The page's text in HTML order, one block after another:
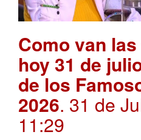
Como van
hoy 31 de
de los
2026. 31 de
11:29